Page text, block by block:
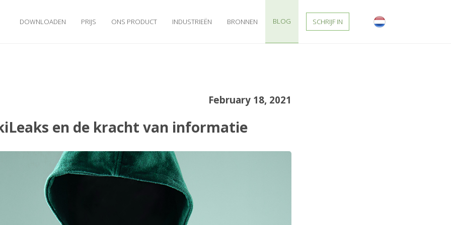
DOWNLOADEN PRIJS ONS PRODUCT INDUSTRIEËN BRONNEN BLOG SCHRIJF IN
February 18, 2021
en de kracht van informatie